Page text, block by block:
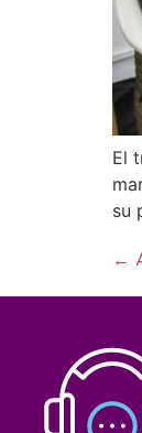
El
su
←